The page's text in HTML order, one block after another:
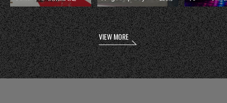
VIEW MORE